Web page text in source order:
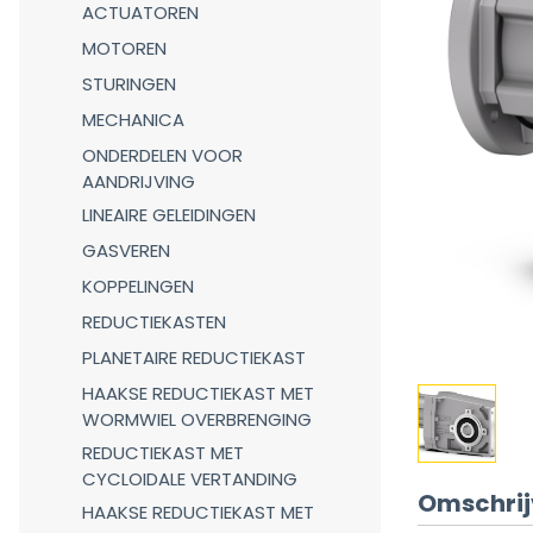
ACTUATOREN
MOTOREN
STURINGEN
MECHANICA
ONDERDELEN VOOR
AANDRIJVING
LINEAIRE GELEIDINGEN
GASVEREN
KOPPELINGEN
REDUCTIEKASTEN
PLANETAIRE REDUCTIEKAST
HAAKSE REDUCTIEKAST MET
WORMWIEL OVERBRENGING
REDUCTIEKAST MET
CYCLOIDALE VERTANDING
HAAKSE REDUCTIEKAST MET